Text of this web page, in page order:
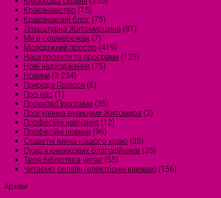
Краєзнавство (15)
Краєзнавчий блог (75)
Літературна Житомирщина (81)
Ми в соцмережах (7)
Молодіжний простір (419)
Наші проєкти та програми (125)
Нові надходження (75)
Новини (3 234)
Природа Полісся (6)
Про нас (1)
Проєкти/Програми (35)
Прогулянка вулицями Житомира (2)
Професійні навчання (12)
Професійні новини (96)
Славетні імена нашого краю (35)
Сузірʼя книжкових благодійників (25)
Твоя бібліотека читає (55)
Читаємо онлайн (електронні книжки) (156)
Архіви